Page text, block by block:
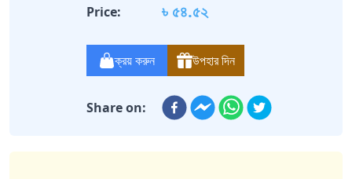
Price: ৳ ৫৪.৫২
ক্রয় করুন উপহার দিন
Share on: